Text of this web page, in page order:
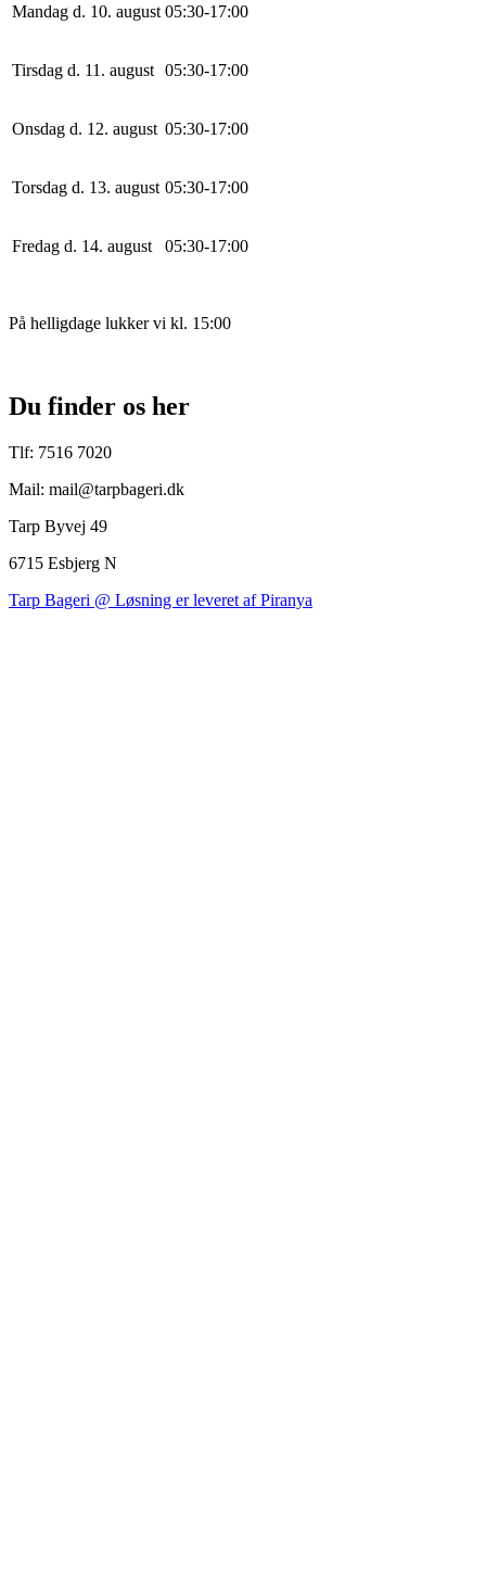
Mandag d. 10. august 05:30-17:00
Tirsdag d. 11. august 05:30-17:00
Onsdag d. 12. august 05:30-17:00
Torsdag d. 13. august 05:30-17:00
Fredag d. 14. august 05:30-17:00
På helligdage lukker vi kl. 15:00
Du finder os her
Tlf: 7516 7020
Mail: mail@tarpbageri.dk
Tarp Byvej 49
6715 Esbjerg N
Tarp Bageri @ Løsning er leveret af Piranya